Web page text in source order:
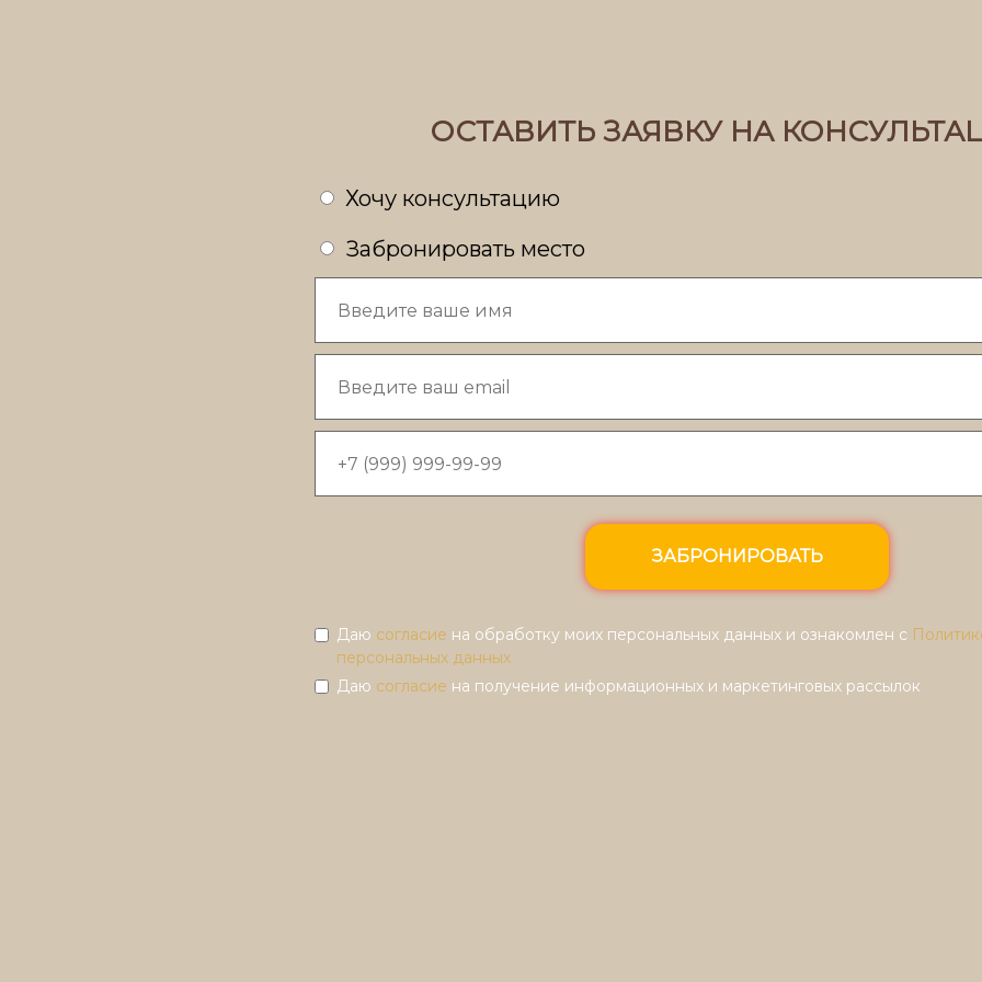
ОСТАВИТЬ ЗАЯВКУ НА
Хочу консультацию
Забронировать место
ЗАБРОНИРОВАТЬ
Даю согласие на обработку моих персональных данных и ознакомлен с
персональных данных
Даю согласие на получение информационных и маркетинговых рассылок